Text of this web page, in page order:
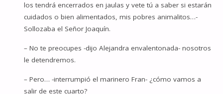
los tendrá encerrados en jaulas y vete tú a saber si estarán
cuidados o bien alimentados, mis pobres animalitos…-
Sollozaba el Señor Joaquín.
– No te preocupes -dijo Alejandra envalentonada- nosotros
le detendremos.
– Pero… -interrumpió el marinero Fran- ¿cómo vamos a
salir de este cuarto?